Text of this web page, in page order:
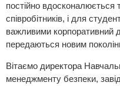
постійно вдосконалюється
співробітників, і для
важливими корпоративний
передаються новим
Вітаємо директора
менеджменту безпеки,